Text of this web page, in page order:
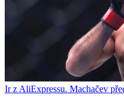
Ir z AliExpressu. Machačev